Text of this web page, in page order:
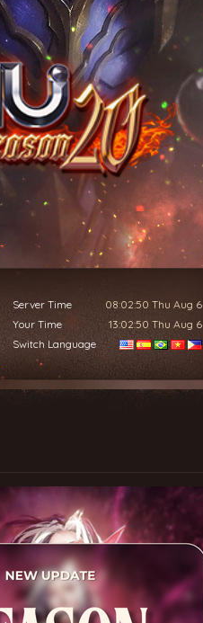
Server Time 08:02:52 Thu Aug 6
Your Time
13:02:52 Thu Aug 6
Switch Language